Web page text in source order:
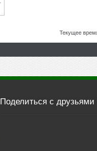
Текущее
Поделиться с друзьями